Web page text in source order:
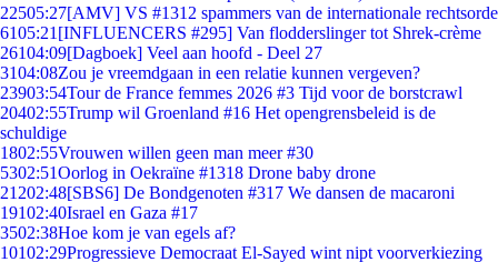
22505:27[AMV] VS #1312 spammers van de internationale rechtsorde
6105:21 [INFLUENCERS #295] Van flodderslinger tot Shrek-crème
26104:09[Dagboek] Veel aan hoofd - Deel 27
3104:08Zou je vreemdgaan in een relatie kunnen vergeven?
23903:54Tour de France femmes 2026 #3 Tijd voor de borstcrawl
20402:55Trump wil Groenland #16 Het opengrensbeleid is de
schuldige
1802:55Vrouwen willen geen man meer #30
5302:51Oorlog in Oekraïne #1318 Drone baby drone
21202:48[SBS6] De Bondgenoten #317 We dansen de macaroni
19102:40Israel en Gaza #17
3502:38Hoe kom je van egels af?
10102:29Progressieve Democraat El-Sayed wint nipt voorverkiezing